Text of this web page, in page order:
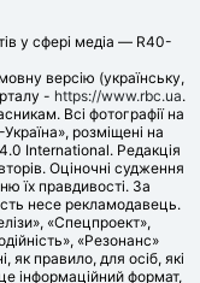
у сфері медіа — R40-
версію (українську,
- https://www.rbc.ua.
Всі фотографії на
розміщені на
International. Редакція
Оціночні судження
їх правдивості. За
несе рекламодавець.
«Спецпроект»,
«Резонанс»
як правило, для осіб, які
інформаційний формат,